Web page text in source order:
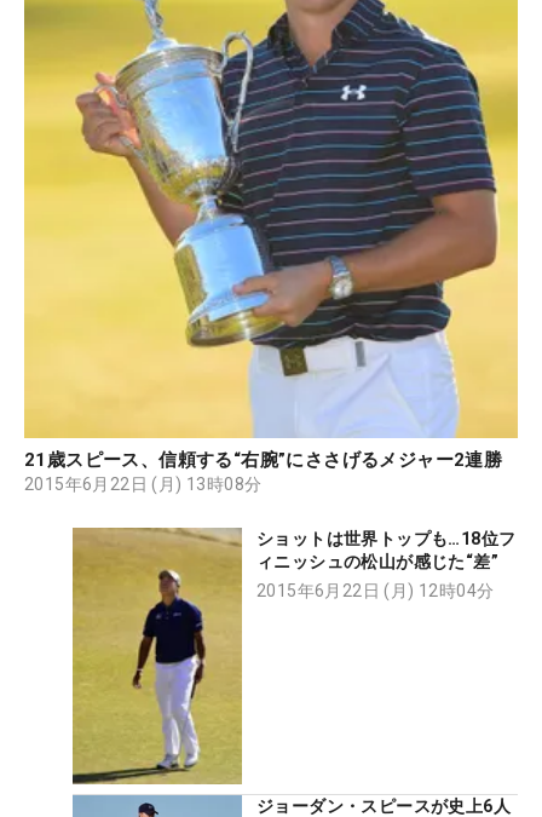
21歳スピース、信頼する“右腕”にささげるメジャー2連勝
2015年6月22日 (月) 13時08分
ショットは世界トップも…18位フ
ィニッシュの松山が感じた“差”
2015年6月22日 (月) 12時04分
ジョーダン・スピースが史上6人